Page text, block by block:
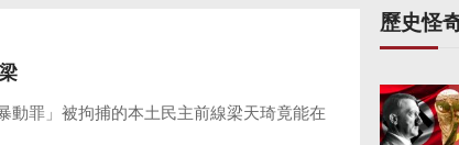
動罪」被拘捕的本土民主前線梁天琦竟能在
歷史怪